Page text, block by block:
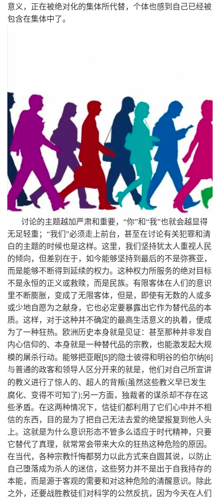
意义，正在被绝对化的集体所代替，个体也感到自己已经被
包含在集体中了。
讨论的主题越加严肃和重要，“你”和“我”也就会越显得
无足轻重；“我们”必须走上前台，甚至在讨论有关犯罪和清
白的主题的时候也是这样。这里，我们坚持犹太人重视人民
的倾向，但差别在于，如今能够坚持到最后的不是弥赛亚，
而是能够不断得到延续的权力。这种权力所服务的绝对目标
不是永恒的正义或救赎，而是民族。有限客体在人们的意识
里不断膨胀，变成了无限客体，但是，即使有无数的人或多
或少地自愿为之献身，它也必定要暴露出它作为替代品的本
质。这样，对于这种并不确定的最高生活意义的执着，便成
为了一种狂热。欧洲历史本身就是见证：甚至那种并非发自
内心信仰的、本身就是一种替代品的宗教，也能激发起大规
模的屠杀行动。能够把亚眠[5]的隐士彼得和明谷的伯尔纳[6]
与普通的政客和领导人区分开来的就是，他们对自己所宣讲
的教义进行了惊人的、超人的背叛(虽然这些教义早已发生
腐化、变得不可知了);另一方面，独裁者的谋杀却不存在这
些矛盾。在这两种情况下，信徒们都利用了它们心中并不相
信的东西，目的是为了把自己无法去爱的绝望报复到他人头
上。这就是为什么意识形态不管多么适应于时代精神，只要
它替代了真理，就常常会带来大众的狂热这种危险的原因。
在当代，各种宗教忏悔都努力以此方式来自圆其说，以防止
自己堕落成为杀人的迷信，这些努力并不是出于自我持存的
本能，而是源于客观的需要和对这种危险的清醒意识。除此
之外，还要战胜教徒们对科学的公然反抗，因为今天在人们